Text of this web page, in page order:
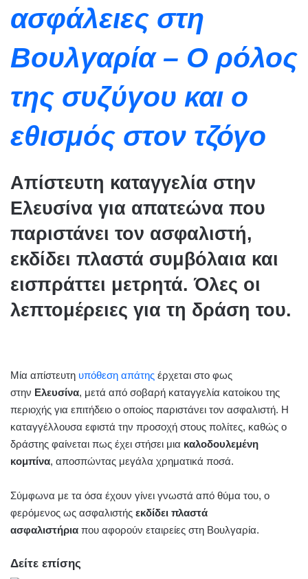
ασφάλειες στη
Βουλγαρία – Ο ρόλος
της συζύγου και ο
εθισμός στον τζόγο
Απίστευτη καταγγελία στην
Ελευσίνα για απατεώνα που
παριστάνει τον ασφαλιστή,
εκδίδει πλαστά συμβόλαια και
εισπράττει μετρητά. Όλες οι
λεπτομέρειες για τη δράση του.
Μία απίστευτη υπόθεση απάτης έρχεται στο φως
στην Ελευσίνα, μετά από σοβαρή καταγγελία κατοίκου της
περιοχής για επιτήδειο ο οποίος παριστάνει τον ασφαλιστή. Η
καταγγέλλουσα εφιστά την προσοχή στους πολίτες, καθώς ο
δράστης φαίνεται πως έχει στήσει μια καλοδουλεμένη
κομπίνα, αποσπώντας μεγάλα χρηματικά ποσά.
Σύμφωνα με τα όσα έχουν γίνει γνωστά από θύμα του, ο
φερόμενος ως ασφαλιστής εκδίδει πλαστά
ασφαλιστήρια που αφορούν εταιρείες στη Βουλγαρία.
Δείτε επίσης